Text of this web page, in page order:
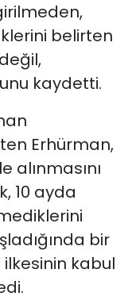
belirten
kaydetti.
Erhürman,
10 ayda
bir
ilkesinin kabul